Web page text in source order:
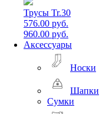
Трусы Tr.30
576.00 руб.
960.00 руб.
Аксессуары
Носки
Шапки
Сумки